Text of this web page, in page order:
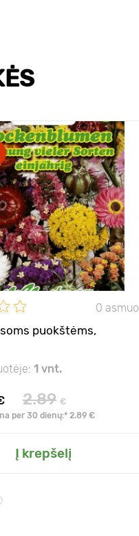
0 asmuo
puokštėms,
1 vnt.
2.89 €
per 30 dienų:* 2.89 €
Į krepšelį